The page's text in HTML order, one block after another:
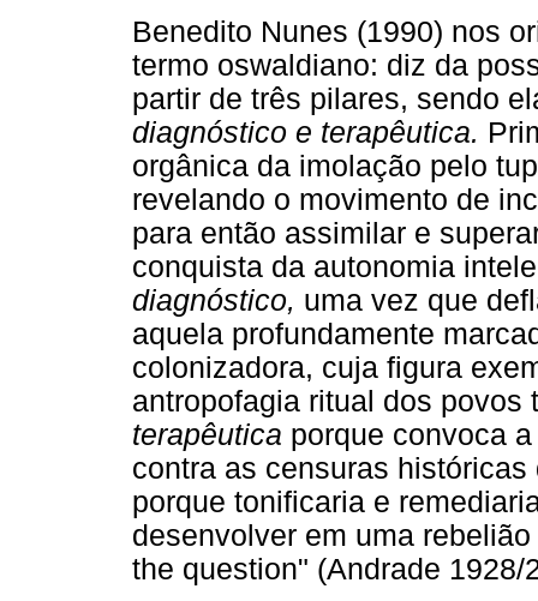
Benedito Nunes (1990) nos
termo oswaldiano: diz da
partir de três pilares, sendo
diagnóstico e terapêutica.
orgânica da imolação pelo
revelando o movimento de
para então assimilar e
conquista da autonomia
diagnóstico, uma vez que
aquela profundamente
colonizadora, cuja figura
antropofagia ritual dos povos
terapêutica porque convoca
contra as censuras
porque tonificaria e
desenvolver em uma
the question" (Andrade 1928/